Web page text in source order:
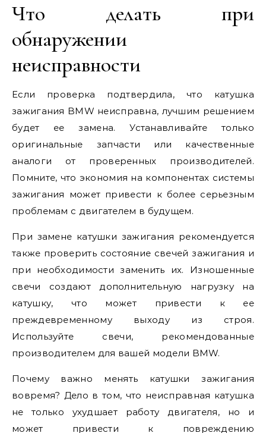
Что делать при
обнаружении
неисправности
Если проверка подтвердила, что катушка
зажигания BMW неисправна, лучшим решением
будет ее замена. Устанавливайте только
оригинальные запчасти или качественные
аналоги от проверенных производителей.
Помните, что экономия на компонентах системы
зажигания может привести к более серьезным
проблемам с двигателем в будущем.
При замене катушки зажигания рекомендуется
также проверить состояние свечей зажигания и
при необходимости заменить их. Изношенные
свечи создают дополнительную нагрузку на
катушку, что может привести к ее
преждевременному выходу из строя.
Используйте свечи, рекомендованные
производителем для вашей модели BMW.
Почему важно менять катушки зажигания
вовремя? Дело в том, что неисправная катушка
не только ухудшает работу двигателя, но и
может привести к повреждению